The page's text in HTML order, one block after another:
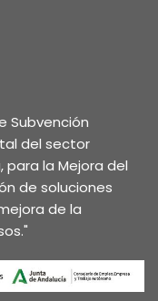
Subvención
del sector
la Mejora del
de soluciones
de la